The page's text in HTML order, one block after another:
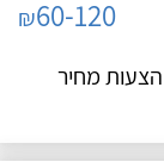
₪60-120